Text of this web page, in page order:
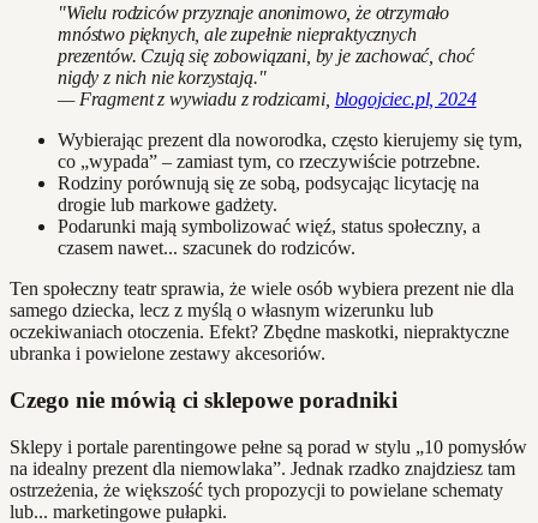
"Wielu rodziców przyznaje anonimowo, że otrzymało
mnóstwo pięknych, ale zupełnie niepraktycznych
prezentów. Czują się zobowiązani, by je zachować, choć
nigdy z nich nie korzystają."
— Fragment z wywiadu z rodzicami, blogojciec.pl, 2024
Wybierając prezent dla noworodka, często kierujemy się tym,
co „wypada” – zamiast tym, co rzeczywiście potrzebne.
Rodziny porównują się ze sobą, podsycając licytację na
drogie lub markowe gadżety.
Podarunki mają symbolizować więź, status społeczny, a
czasem nawet... szacunek do rodziców.
Ten społeczny teatr sprawia, że wiele osób wybiera prezent nie dla
samego dziecka, lecz z myślą o własnym wizerunku lub
oczekiwaniach otoczenia. Efekt? Zbędne maskotki, niepraktyczne
ubranka i powielone zestawy akcesoriów.
Czego nie mówią ci sklepowe poradniki
Sklepy i portale parentingowe pełne są porad w stylu „10 pomysłów
na idealny prezent dla niemowlaka”. Jednak rzadko znajdziesz tam
ostrzeżenia, że większość tych propozycji to powielane schematy
lub... marketingowe pułapki.